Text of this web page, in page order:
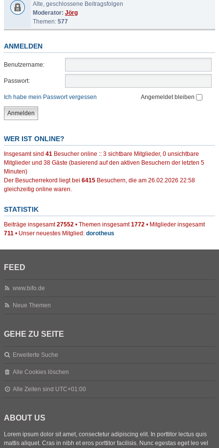
Alte, geschlossene Beitragsfolgen
Moderator: Jörg
Themen: 577
ANMELDEN
Benutzername:
Passwort:
Ich habe mein Passwort vergessen Angemeldet bleiben
WER IST ONLINE?
Insgesamt sind 41 Besucher online :: 3 sichtbare Mitglieder, 0 unsichtbare
Mitglieder und 38 Gäste (basierend auf den aktiven Besuchern der letzten 5
Minuten)
Der Besucherrekord liegt bei 6415 Besuchern, die am 26.02.2026 22:58
gleichzeitig online waren.
STATISTIK
Beiträge insgesamt27552 • Themen insgesamt1772 • Mitglieder insgesamt
711 • Unser neuestes Mitglied: dorotheus
FEED
www.bifo.de
Neue Themen
GEHE ZU SEITE
Erweiterte Suche
Alle Cookies löschen
Alle Zeiten sind UTC+01:00
ABOUT US
Lorem ipsum dolor sit amet, consectetur adipiscing elit. In porttitor lectus quis
mattis aliquet. Cras in nibh et eros porttitor facilisis. Nunc egestas eget leo vel